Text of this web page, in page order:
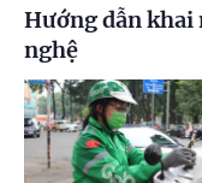
Hướng dẫn khai
nghệ